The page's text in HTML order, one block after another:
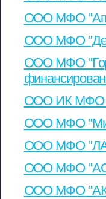
ООО МФО
ООО МФО
ООО МФО
ООО ИК МФО
ООО МФО
ООО МФО
ООО МФО
ООО МФО